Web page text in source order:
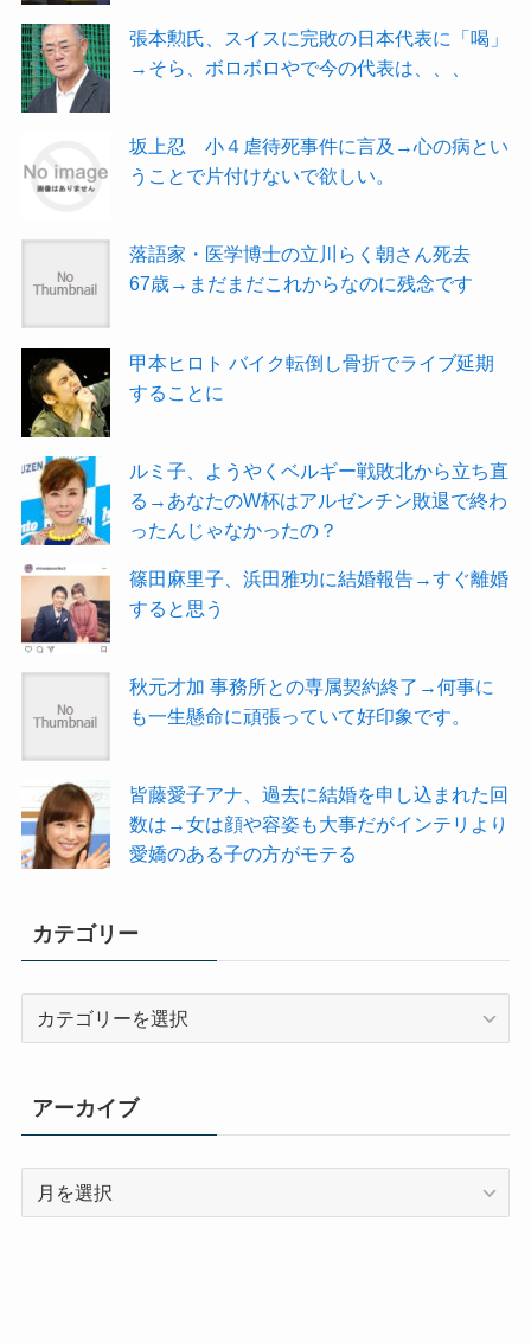
張本勲氏、スイスに完敗の日本代表に「喝」
→そら、ボロボロやで今の代表は、、、
坂上忍 小４虐待死事件に言及→心の病とい
うことで片付けないで欲しい。
落語家・医学博士の立川らく朝さん死去
67歳→まだまだこれからなのに残念です
甲本ヒロト バイク転倒し骨折でライブ延期
することに
ルミ子、ようやくベルギー戦敗北から立ち直
る→あなたのW杯はアルゼンチン敗退で終わ
ったんじゃなかったの？
篠田麻里子、浜田雅功に結婚報告→すぐ離婚
すると思う
秋元才加 事務所との専属契約終了→何事に
も一生懸命に頑張っていて好印象です。
皆藤愛子アナ、過去に結婚を申し込まれた回
数は→女は顔や容姿も大事だがインテリより
愛嬌のある子の方がモテる
カテゴリー
リ
ー
アーカイブ